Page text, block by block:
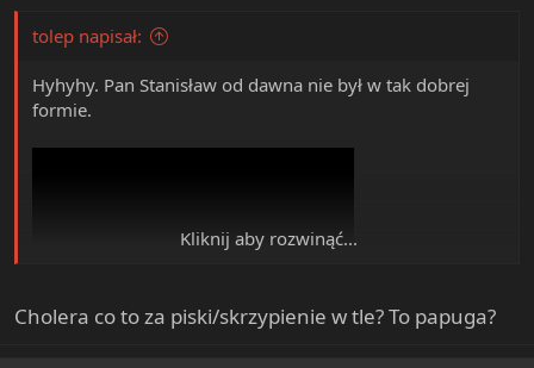
tolep napisał:
Hyhyhy. Pan Stanisław od dawna nie był w tak dobrej
formie.
Kliknij aby rozwinąć...
Cholera co to za piski/skrzypienie w tle? To papuga?